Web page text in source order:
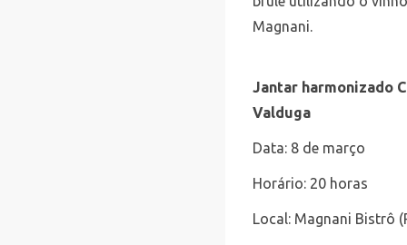
Magnani.
Jantar harmonizado
Valduga
Data: 8 de março
Horário: 20 horas
Local: Magnani Bistrô